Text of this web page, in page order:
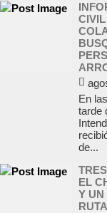
En
tarde
de...
EL
Y UN